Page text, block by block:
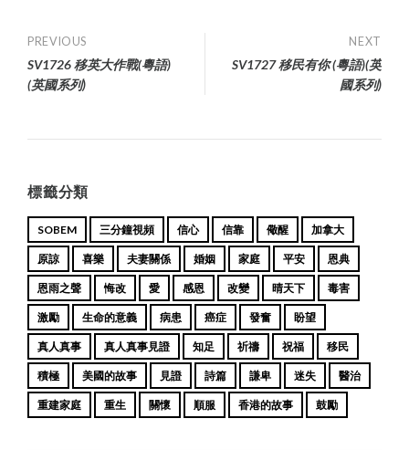
Post
navigation
PREVIOUS
SV1726 移英大作戰(粵語)
(英國系列)
NEXT
SV1727 移民有你 (粵語)(英
國系列)
標籤分類
SOBEM 三分鐘視頻 信心 信靠 儆醒 加拿大
原諒 喜樂 夫妻關係 婚姻 家庭 平安 恩典
恩雨之聲 悔改 愛 感恩 改變 晴天下 毒害
激勵 生命的意義 病患 癌症 發奮 盼望
真人真事 真人真事見證 知足 祈禱 祝福 移民
積極 美國的故事 見證 詩篇 謙卑 迷失 醫治
重建家庭 重生 關懷 順服 香港的故事 鼓勵